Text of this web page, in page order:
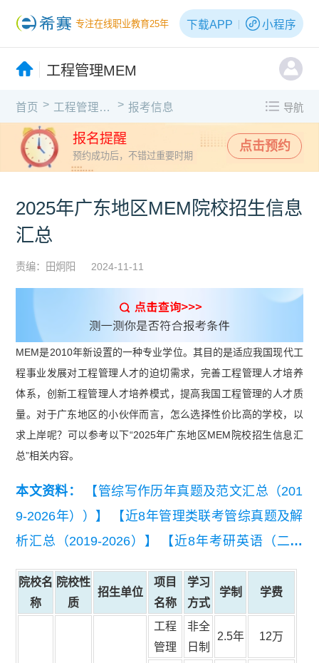
专注在线职业教育25年 下载APP 小程序
工程管理MEM
首页 > 工程管理MEM > 报考信息 导航
报名提醒
预约成功后，不错过重要时期
点击预约
2025年广东地区MEM院校招生信息
汇总
责编：田炯阳 2024-11-11
MEM是2010年新设置的一种专业学位。其目的是适应我国现代工
程事业发展对工程管理人才的迫切需求，完善工程管理人才培养
体系，创新工程管理人才培养模式，提高我国工程管理的人才质
量。对于广东地区的小伙伴而言，怎么选择性价比高的学校，以
求上岸呢？可以参考以下“2025年广东地区MEM院校招生信息汇
总”相关内容。
本文资料：
【管综写作历年真题及范文汇总（201
9-2026年））】
【近8年管理类联考管综真题及解
析汇总（2019-2026）】
【近8年考研英语（二）
真题及详细解析汇总（2019-2026）】 【2026考研
英语（二）真题及答案解析】
【2026管理类联考
综合能力真题及答案【完整版】】
院校名
称
院校性
质
招生单位
项目
名称
学习
方式
学制 学费
工程
管理
非全
日制
2.5年 12万